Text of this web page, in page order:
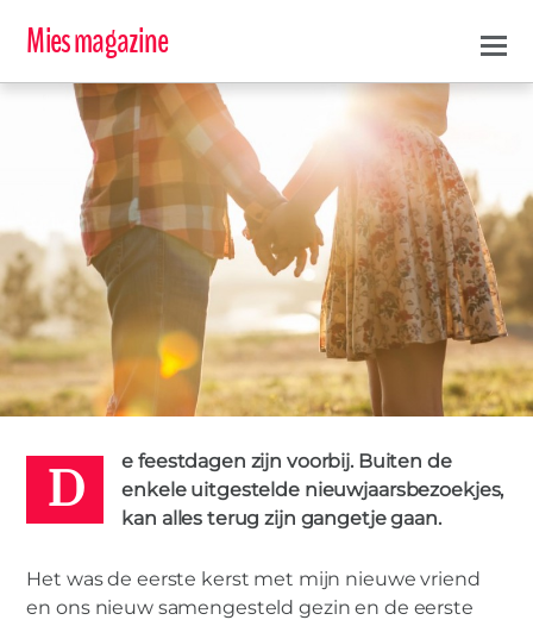
Mies magazine
LISA
7 JANUARI 2016
NIEUWJAAR TIJD
VOORNEMENS
D
e feestdagen zijn voorbij. Buiten de
enkele uitgestelde nieuwjaarsbezoekjes,
kan alles terug zijn gangetje gaan.
Het was de eerste kerst met mijn nieuwe vriend
en ons nieuw samengesteld gezin en de eerste